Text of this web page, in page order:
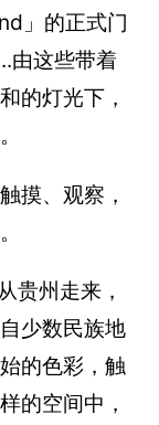
」的正式门
由这些带着
的灯光下，
摸、观察，
贵州走来，
少数民族地
的色彩，触
的空间中，